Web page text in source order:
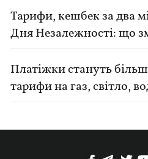
Тарифи, кешбек за два
Дня Незалежності: що
Платіжки стануть
тарифи на газ, світло,